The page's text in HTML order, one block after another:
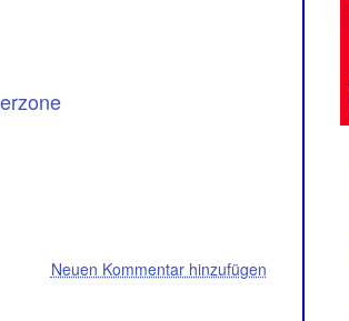
Neuen Kommentar hinzufügen